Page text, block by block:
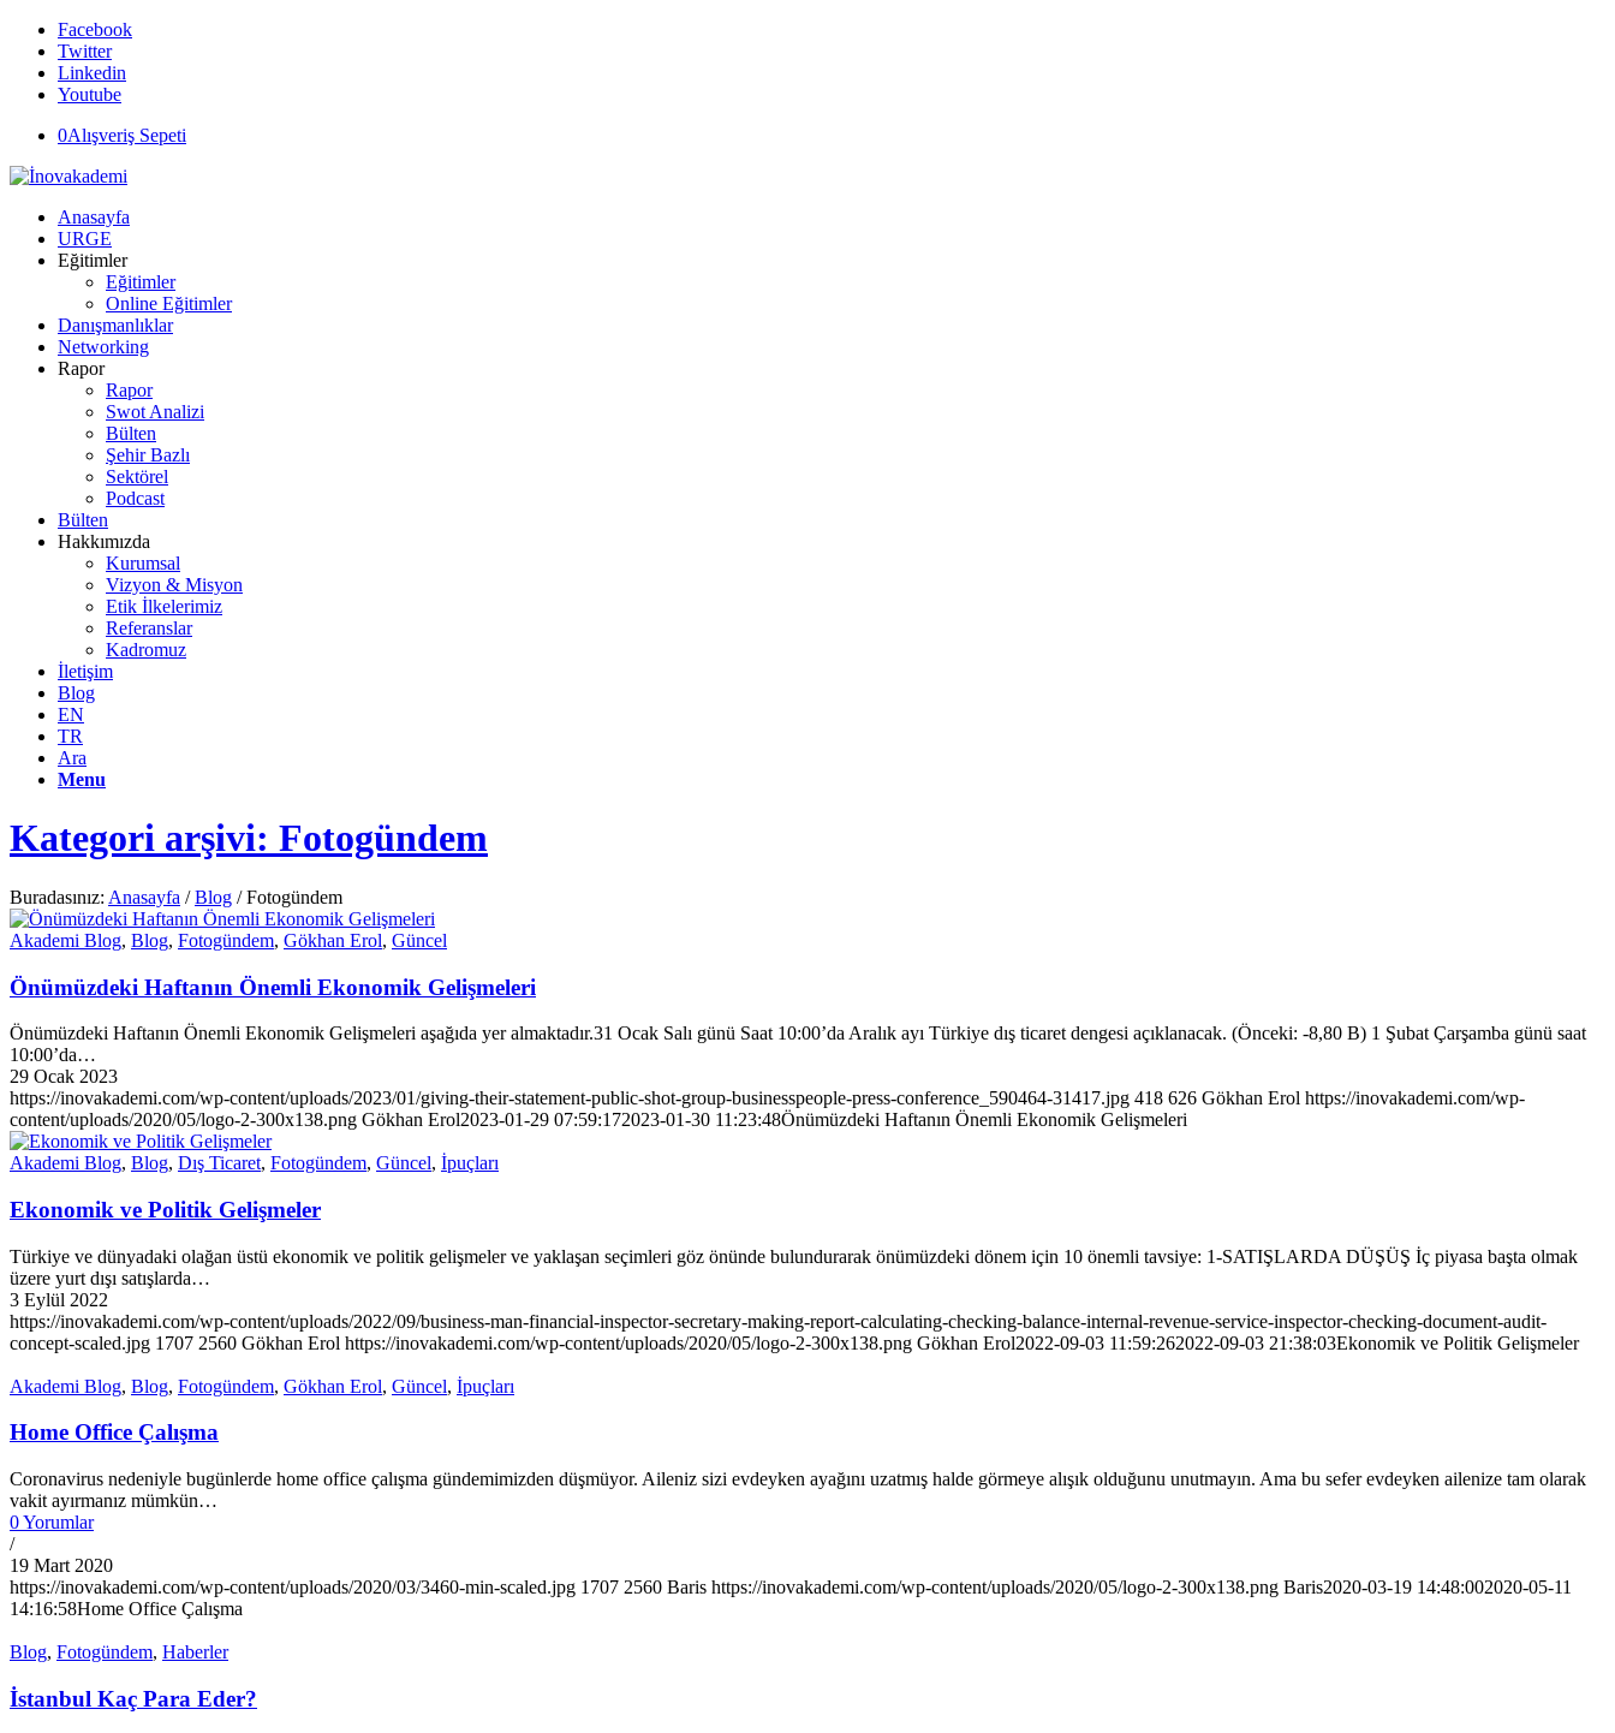
Facebook
Twitter
Linkedin
Youtube
0Alışveriş Sepeti
Anasayfa
URGE
Eğitimler
Eğitimler
Online Eğitimler
Danışmanlıklar
Networking
Rapor
Rapor
Swot Analizi
Bülten
Şehir Bazlı
Sektörel
Podcast
Bülten
Hakkımızda
Kurumsal
Vizyon & Misyon
Etik İlkelerimiz
Referanslar
Kadromuz
İletişim
Blog
EN
TR
Ara
Menu
Kategori arşivi: Fotogündem
Buradasınız: Anasayfa / Blog / Fotogündem
Akademi Blog, Blog, Fotogündem, Gökhan Erol, Güncel
Önümüzdeki Haftanın Önemli Ekonomik Gelişmeleri
Önümüzdeki Haftanın Önemli Ekonomik Gelişmeleri aşağıda yer almaktadır.31 Ocak Salı günü Saat 10:00’da Aralık ayı Türkiye dış ticaret dengesi açıklanacak. (Önceki: -8,80 B) 1 Şubat Çarşamba günü saat
10:00’da…
29 Ocak 2023
https://inovakademi.com/wp-content/uploads/2023/01/giving-their-statement-public-shot-group-businesspeople-press-conference_590464-31417.jpg 418 626 Gökhan Erol https://inovakademi.com/wp-
content/uploads/2020/05/logo-2-300x138.png Gökhan Erol2023-01-29 07:59:172023-01-30 11:23:48Önümüzdeki Haftanın Önemli Ekonomik Gelişmeleri
Akademi Blog, Blog, Dış Ticaret, Fotogündem, Güncel, İpuçları
Ekonomik ve Politik Gelişmeler
Türkiye ve dünyadaki olağan üstü ekonomik ve politik gelişmeler ve yaklaşan seçimleri göz önünde bulundurarak önümüzdeki dönem için 10 önemli tavsiye: 1-SATIŞLARDA DÜŞÜŞ İç piyasa başta olmak
üzere yurt dışı satışlarda…
3 Eylül 2022
https://inovakademi.com/wp-content/uploads/2022/09/business-man-financial-inspector-secretary-making-report-calculating-checking-balance-internal-revenue-service-inspector-checking-document-audit-
concept-scaled.jpg 1707 2560 Gökhan Erol https://inovakademi.com/wp-content/uploads/2020/05/logo-2-300x138.png Gökhan Erol2022-09-03 11:59:262022-09-03 21:38:03Ekonomik ve Politik Gelişmeler
Akademi Blog, Blog, Fotogündem, Gökhan Erol, Güncel, İpuçları
Home Office Çalışma
Coronavirus nedeniyle bugünlerde home office çalışma gündemimizden düşmüyor. Aileniz sizi evdeyken ayağını uzatmış halde görmeye alışık olduğunu unutmayın. Ama bu sefer evdeyken ailenize tam olarak
vakit ayırmanız mümkün…
0 Yorumlar
/
19 Mart 2020
https://inovakademi.com/wp-content/uploads/2020/03/3460-min-scaled.jpg 1707 2560 Baris https://inovakademi.com/wp-content/uploads/2020/05/logo-2-300x138.png Baris2020-03-19 14:48:002020-05-11
14:16:58Home Office Çalışma
Blog, Fotogündem, Haberler
İstanbul Kaç Para Eder?